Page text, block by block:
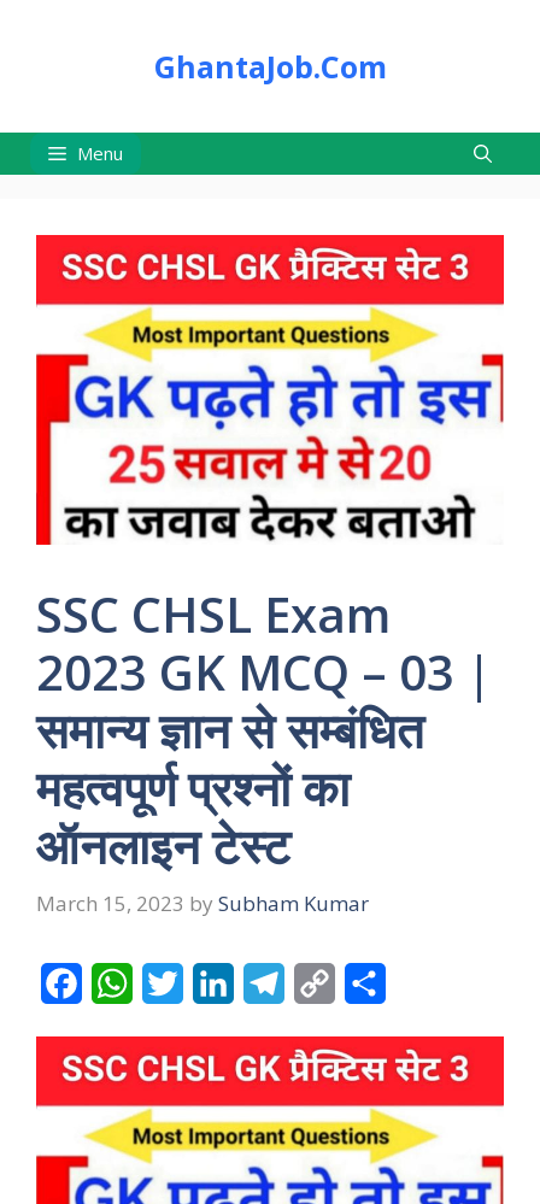
GhantaJob.Com
Menu
SSC CHSL Exam
2023 GK MCQ – 03 |
समान्य ज्ञान से सम्बंधित
महत्वपूर्ण प्रश्नों का
ऑनलाइन टेस्ट
March 15, 2023 by Subham Kumar
c
e
b
o
W
a
t
s
A
i
t
t
e
n
k
e
d
l
e
g
r
p
y
L
i
a
r
e